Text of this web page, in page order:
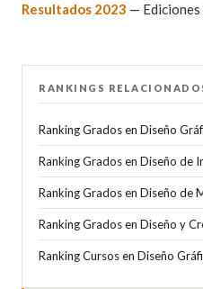
Resultados 2023 — Ediciones
RANKINGS
Ranking Grados en Diseño
Ranking Grados en Diseño de
Ranking Grados en Diseño de
Ranking Grados en Diseño y
Ranking Cursos en Diseño